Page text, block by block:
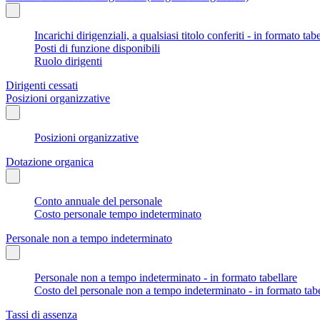
Incarichi dirigenziali, a qualsiasi titolo conferiti - in formato
Posti di funzione disponibili
Ruolo dirigenti
Dirigenti cessati
Posizioni organizzative
Posizioni organizzative
Dotazione organica
Conto annuale del personale
Costo personale tempo indeterminato
Personale non a tempo indeterminato
Personale non a tempo indeterminato - in formato tabellare
Costo del personale non a tempo indeterminato - in formato
Tassi di assenza